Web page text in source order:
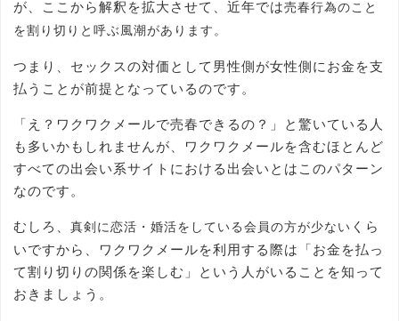
が、ここから解釈を拡大させて、近年では売春行為のこと
を割り切りと呼ぶ風潮があります。
つまり、セックスの対価として男性側が女性側にお金を支
払うことが前提となっているのです。
「え？ワクワクメールで売春できるの？」と驚いている人
も多いかもしれませんが、ワクワクメールを含むほとんど
すべての出会い系サイトにおける出会いとはこのパターン
なのです。
むしろ、 真剣に恋活・婚活をしている会員の方が少ない くら
いですから、ワクワクメールを利用する際は「お金を払っ
て割り切りの関係を楽しむ」という人がいることを知って
おきましょう。